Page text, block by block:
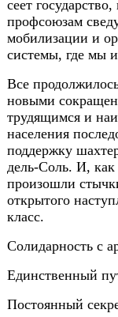
сеет
профсоюзам
мобилизации и
системы, где мы
Все
новыми
трудящимся и
населения
поддержку
дель-Соль. И, как
произошли
открытого
класс.
Солидарность с
Единственный
Постоянный